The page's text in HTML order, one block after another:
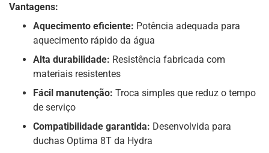
Vantagens:
Aquecimento eficiente: Potência adequada para
aquecimento rápido da água
Alta durabilidade: Resistência fabricada com
materiais resistentes
Fácil manutenção: Troca simples que reduz o tempo
de serviço
Compatibilidade garantida: Desenvolvida para
duchas Optima 8T da Hydra